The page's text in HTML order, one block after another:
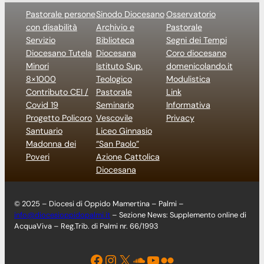
Pastorale persone
con disabilità
Servizio
Diocesano Tutela
Minori
8×1000
Contributo CEI /
Covid 19
Progetto Policoro
Santuario
Madonna dei
Poveri
Sinodo Diocesano
Archivio e
Biblioteca
Diocesana
Istituto Sup.
Teologico
Pastorale
Seminario
Vescovile
Liceo Ginnasio
“San Paolo”
Azione Cattolica
Diocesana
Osservatorio
Pastorale
Segni dei Tempi
Coro diocesano
domenicolando.it
Modulistica
Link
Informativa
Privacy
© 2025 – Diocesi di Oppido Mamertina – Palmi –
info@diocesioppidopalmi.it – Sezione News: Supplemento online di
AcquaViva – Reg.Trib. di Palmi nr. 66/1993
Facebook Instagram X Soundcloud YouTube Flickr